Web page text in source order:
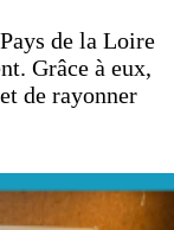
de la Loire
Grâce à eux,
de rayonner